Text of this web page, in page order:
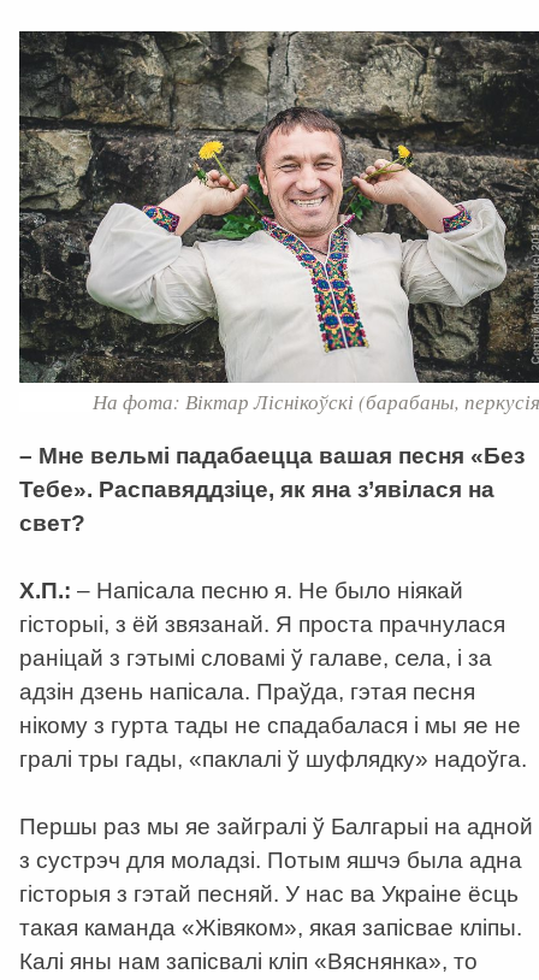
На фота: Віктар Ліснікоўскі (барабаны,
– Мне вельмі падабаецца вашая песня «Без
Тебе». Распавяддзіце, як яна з’явілася на
свет?
Х.П.: – Напісала песню я. Не было ніякай
гісторыі, з ёй звязанай. Я проста прачнулася
раніцай з гэтымі словамі ў галаве, села, і за
адзін дзень напісала. Праўда, гэтая песня
нікому з гурта тады не спадабалася і мы яе не
гралі тры гады, «паклалі ў шуфлядку» надоўга.
Першы раз мы яе зайгралі ў Балгарыі на адной
з сустрэч для моладзі. Потым яшчэ была адна
гісторыя з гэтай песняй. У нас ва Украіне ёсць
такая каманда «Жівяком», якая запісвае кліпы.
Калі яны нам запісвалі кліп «Вяснянка», то